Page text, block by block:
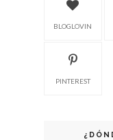
BLOGLOVIN
PINTEREST